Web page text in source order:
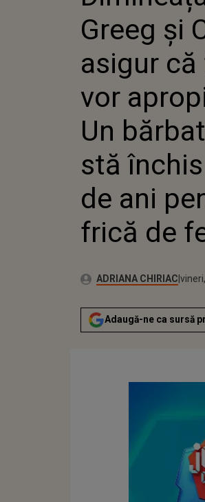
Greeg și
asigur
vor
Un
stă
de ani
frică de
Autor:ADRIANA CHIRIAC
Adaugă-ne ca sursă